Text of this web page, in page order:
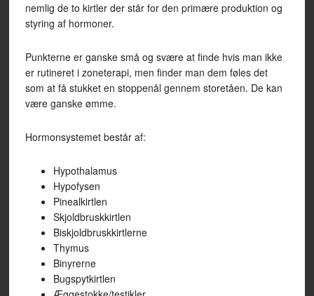
nemlig de to kirtler der står for den primære produktion og
styring af hormoner.
Punkterne er ganske små og svære at finde hvis man ikke
er rutineret i zoneterapi, men finder man dem føles det
som at få stukket en stoppenål gennem storetåen. De kan
være ganske ømme.
Hormonsystemet består af:
Hypothalamus
Hypofysen
Pinealkirtlen
Skjoldbruskkirtlen
Biskjoldbruskkirtlerne
Thymus
Binyrerne
Bugspytkirtlen